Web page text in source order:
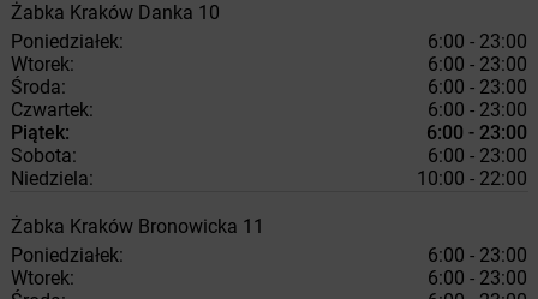
Żabka Kraków Danka 10
Poniedziałek:
6:00 - 23:00
Wtorek:
6:00 - 23:00
Środa:
6:00 - 23:00
Czwartek:
6:00 - 23:00
Piątek:
6:00 - 23:00
Sobota:
6:00 - 23:00
Niedziela:
10:00 - 22:00
Żabka Kraków Bronowicka 11
Poniedziałek:
6:00 - 23:00
Wtorek:
6:00 - 23:00